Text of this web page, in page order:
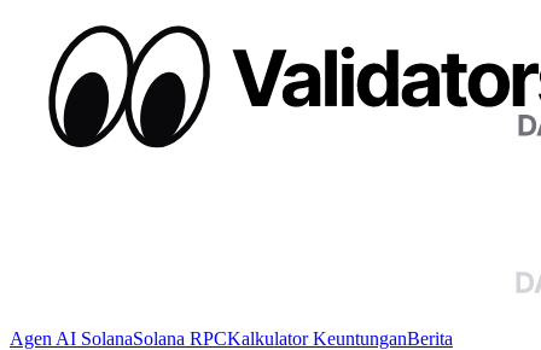
Agen AI SolanaSolana RPCKalkulator KeuntunganBerita